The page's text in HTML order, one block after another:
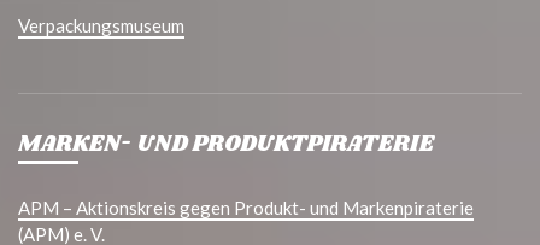
Verpackungsmuseum
MARKEN- UND PRODUKTPIRATERIE
APM – Aktionskreis gegen Produkt- und Markenpiraterie
(APM) e. V.